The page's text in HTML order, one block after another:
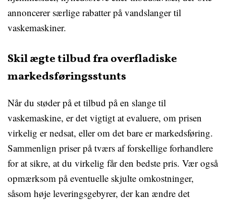
annoncerer særlige rabatter på vandslanger til
vaskemaskiner.
Skil ægte tilbud fra overfladiske
markedsføringsstunts
Når du støder på et tilbud på en slange til
vaskemaskine, er det vigtigt at evaluere, om prisen
virkelig er nedsat, eller om det bare er markedsføring.
Sammenlign priser på tværs af forskellige forhandlere
for at sikre, at du virkelig får den bedste pris. Vær også
opmærksom på eventuelle skjulte omkostninger,
såsom høje leveringsgebyrer, der kan ændre det